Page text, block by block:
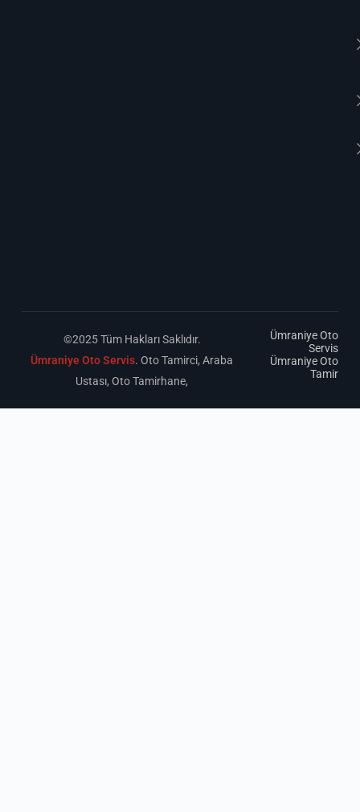
©2025 Tüm Hakları Saklıdır.
Ümraniye Oto Servis. Oto Tamirci, Araba
Ustası, Oto Tamirhane,
Ümraniye Oto
Servis
Ümraniye Oto
Tamir